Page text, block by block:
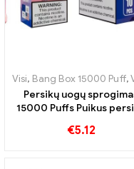
Visi, Bang Box 15000 Puff,
Persikų uogų
15000 Puffs Puikus
€5.12